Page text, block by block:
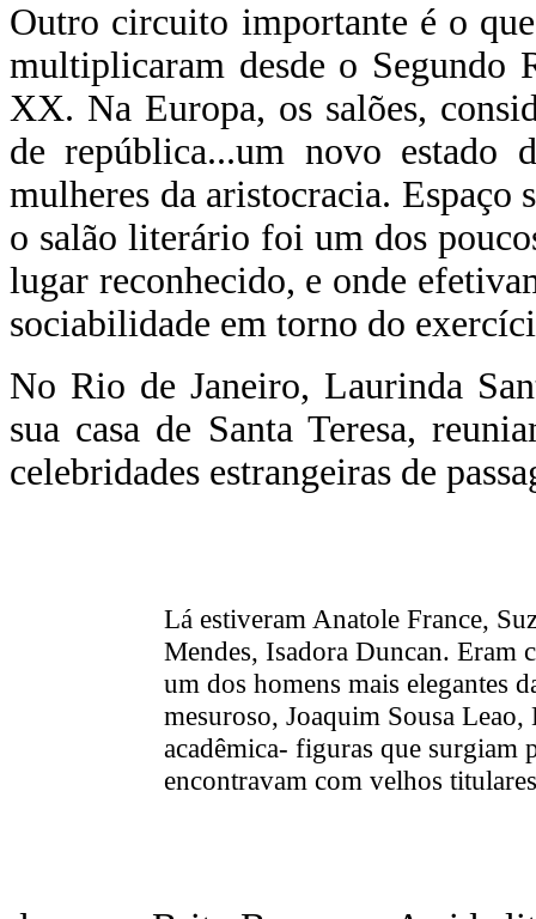
Outro circuito importante é o
multiplicaram desde o Segundo
XX. Na Europa, os salões,
de república...um novo estado
mulheres da aristocracia. Espaço
o salão literário foi um dos
lugar reconhecido, e onde
sociabilidade em torno do
No Rio de Janeiro, Laurinda
sua casa de Santa Teresa,
celebridades estrangeiras de
Lá estiveram Anatole France,
Mendes, Isadora Duncan. Eram
um dos homens mais elegantes
mesuroso, Joaquim Sousa
acadêmica- figuras que surgiam
encontravam com velhos